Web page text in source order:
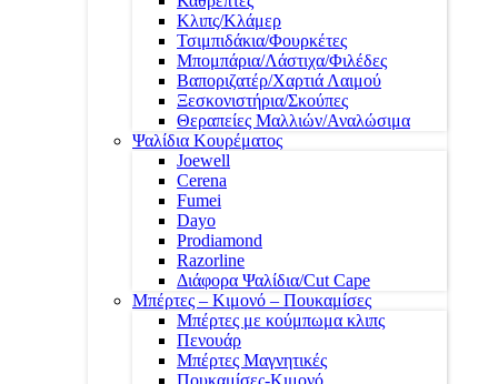
Κλιπς/Κλάμερ
Τσιμπιδάκια/Φουρκέτες
Μπομπάρια/Λάστιχα/Φιλέδες
Βαποριζατέρ/Χαρτιά Λαιμού
Ξεσκονιστήρια/Σκούπες
Θεραπείες Μαλλιών/Αναλώσιμα
Ψαλίδια Κουρέματος
Joewell
Cerena
Fumei
Dayo
Prodiamond
Razorline
Διάφορα Ψαλίδια/Cut Cape
Μπέρτες – Κιμονό – Πουκαμίσες
Μπέρτες με κούμπωμα κλιπς
Πενουάρ
Μπέρτες Μαγνητικές
Πουκαμίσες-Κιμονό